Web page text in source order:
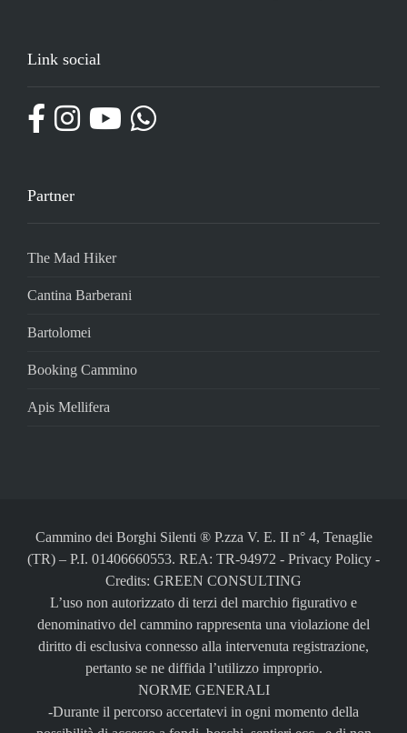
Link social
Partner
The Mad Hiker
Cantina Barberani
Bartolomei
Booking Cammino
Apis Mellifera
Cammino dei Borghi Silenti ® P.zza V. E. II n° 4, Tenaglie
(TR) – P.I. 01406660553. REA: TR-94972 - Privacy Policy -
Credits: GREEN CONSULTING
L’uso non autorizzato di terzi del marchio figurativo e
denominativo del cammino rappresenta una violazione del
diritto di esclusiva connesso alla intervenuta registrazione,
pertanto se ne diffida l’utilizzo improprio.
NORME GENERALI
-Durante il percorso accertatevi in ogni momento della